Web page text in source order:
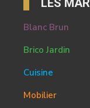
Blanc Brun
Brico Jardin
Cuisine
Mobilier